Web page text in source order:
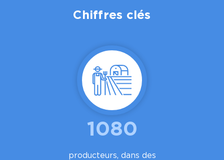
Chiffres clés
1080
producteurs, dans des